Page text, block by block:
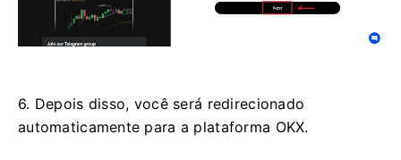
6. Depois disso, você será redirecionado
automaticamente para a plataforma OKX.